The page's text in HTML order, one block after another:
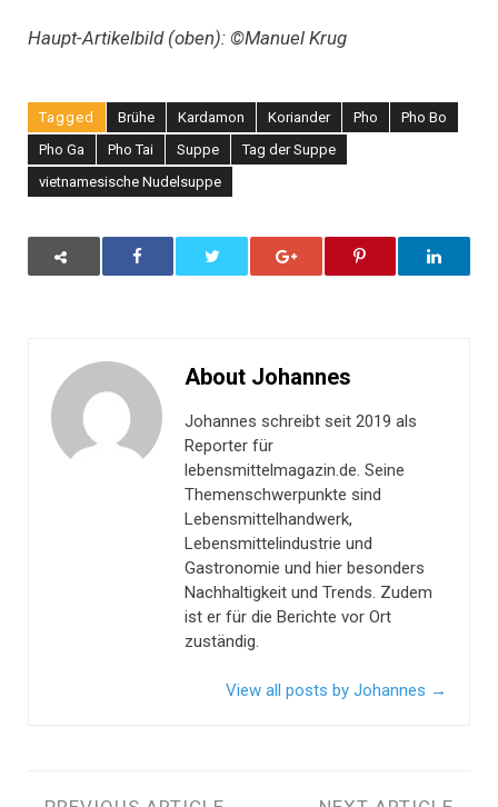
Haupt-Artikelbild (oben): ©Manuel Krug
Tagged Brühe Kardamon Koriander Pho
Pho Bo
Pho Ga
Pho Tai Suppe
Tag der Suppe
vietnamesische Nudelsuppe
About Johannes
Johannes schreibt seit 2019 als
Reporter für
lebensmittelmagazin.de. Seine
Themenschwerpunkte sind
Lebensmittelhandwerk,
Lebensmittelindustrie und
Gastronomie und hier besonders
Nachhaltigkeit und Trends. Zudem
ist er für die Berichte vor Ort
zuständig.
View all posts by Johannes →